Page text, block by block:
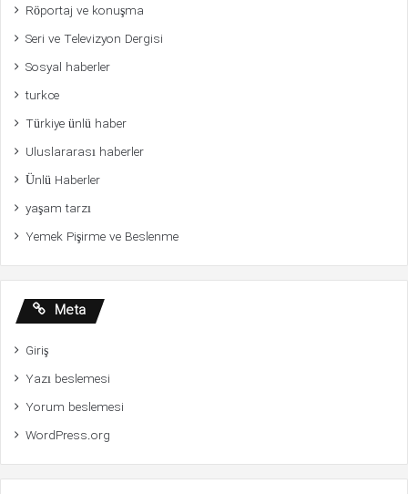
Röportaj ve konuşma
Seri ve Televizyon Dergisi
Sosyal haberler
turkce
Türkiye ünlü haber
Uluslararası haberler
Ünlü Haberler
yaşam tarzı
Yemek Pişirme ve Beslenme
Meta
Giriş
Yazı beslemesi
Yorum beslemesi
WordPress.org